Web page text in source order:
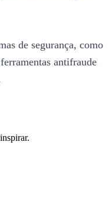
de segurança, como
antifraude